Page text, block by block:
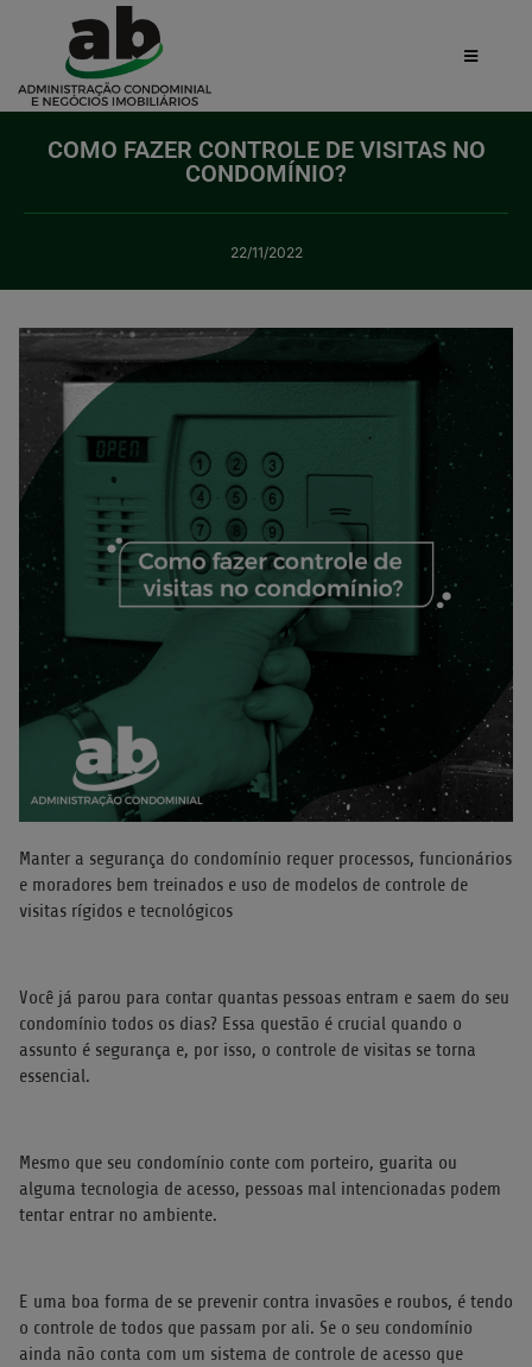
COMO FAZER CONTROLE DE VISITAS NO
CONDOMÍNIO?
22/11/2022
Manter a segurança do condomínio requer processos, funcionários
e moradores bem treinados e uso de modelos de controle de
visitas rígidos e tecnológicos
Você já parou para contar quantas pessoas entram e saem do seu
condomínio todos os dias? Essa questão é crucial quando o
assunto é segurança e, por isso, o controle de visitas se torna
essencial.
Mesmo que seu condomínio conte com porteiro, guarita ou
alguma tecnologia de acesso, pessoas mal intencionadas podem
tentar entrar no ambiente.
E uma boa forma de se prevenir contra invasões e roubos, é tendo
o controle de todos que passam por ali. Se o seu condomínio
ainda não conta com um sistema de controle de acesso que